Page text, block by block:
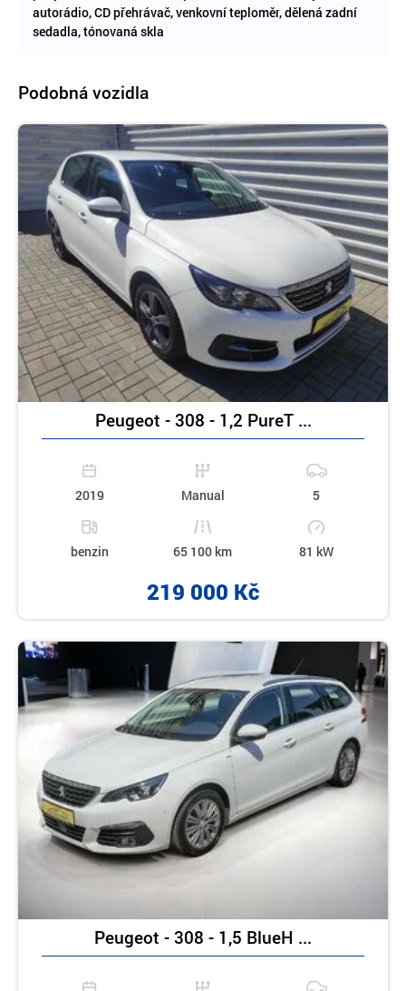
autorádio, CD přehrávač, venkovní teploměr, dělená zadní
sedadla, tónovaná skla
Podobná vozidla
Peugeot - 308 - 1,2 PureT ...
2019 Manual 5
benzin 65 100 km 81 kW
219 000 Kč
Peugeot - 308 - 1,5 BlueH ...